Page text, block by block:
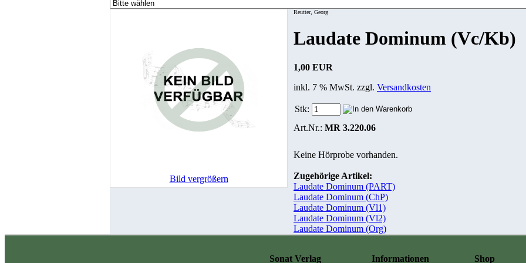
Bild vergrößern
Reutter, Georg
Laudate Dominum (Vc/Kb)
1,00 EUR
inkl. 7 % MwSt. zzgl. Versandkosten
Stk:
Art.Nr.: MR 3.220.06
Keine Hörprobe vorhanden.
Zugehörige Artikel:
Laudate Dominum (PART)
Laudate Dominum (ChP)
Laudate Dominum (Vl1)
Laudate Dominum (Vl2)
Laudate Dominum (Org)
Shop
Informationen
Sonat Verlag